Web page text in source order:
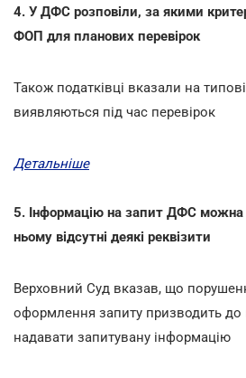
4. У ДФС розповіли, за якими
ФОП для планових перевірок
Також податківці вказали на
виявляються під час перевірок
Детальніше
5. Інформацію на запит ДФС можна
ньому відсутні деякі реквізити
Верховний Суд вказав, що
оформлення запиту призводить
надавати запитувану інформацію